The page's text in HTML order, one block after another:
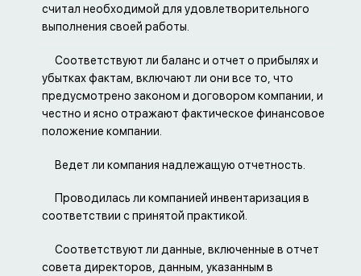
считал необходимой для удовлетворительного
выполнения своей работы.
Соответствуют ли баланс и отчет о прибылях и
убытках фактам, включают ли они все то, что
предусмотрено законом и договором компании, и
честно и ясно отражают фактическое финансовое
положение компании.
Ведет ли компания надлежащую отчетность.
Проводилась ли компанией инвентаризация в
соответствии с принятой практикой.
Соответствуют ли данные, включенные в отчет
совета директоров, данным, указанным в